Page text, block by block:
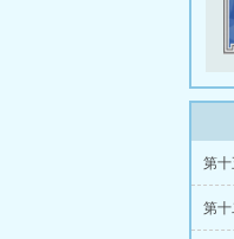
第
第